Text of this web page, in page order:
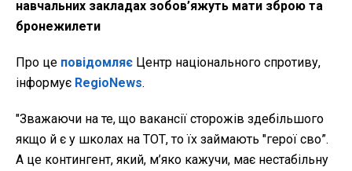
навчальних закладах зобов’яжуть мати зброю та
бронежилети
Про це повідомляє Центр національного спротиву,
інформує RegioNews.
"Зважаючи на те, що вакансії сторожів здебільшого
якщо й є у школах на ТОТ, то їх займають "герої сво”.
А це контингент, який, м’яко кажучи, має нестабільну